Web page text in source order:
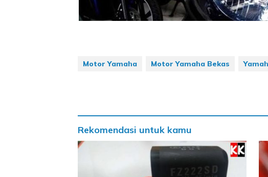
Motor Yamaha Motor Yamaha Bekas
Rekomendasi untuk kamu